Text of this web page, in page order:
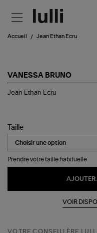
Accueil Jean Ethan Ecru
VANESSA BRUNO
Jean
Jean Ethan Ecru
Taille
Prendre votre taille habituelle.
AJOUTER
VOIR
VOTRE CONSEILLÈRE LULLI